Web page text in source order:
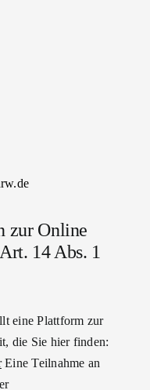
zur Online
14 Abs. 1
eine Plattform zur
die Sie hier finden:
Eine Teilnahme an